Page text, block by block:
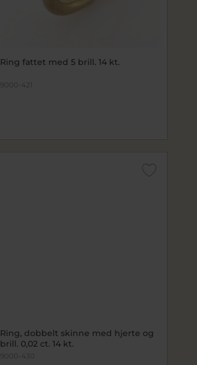
Ring fattet med 5 brill. 14 kt.
9000-421
Ring, dobbelt skinne med hjerte og
brill. 0,02 ct. 14 kt.
9000-430